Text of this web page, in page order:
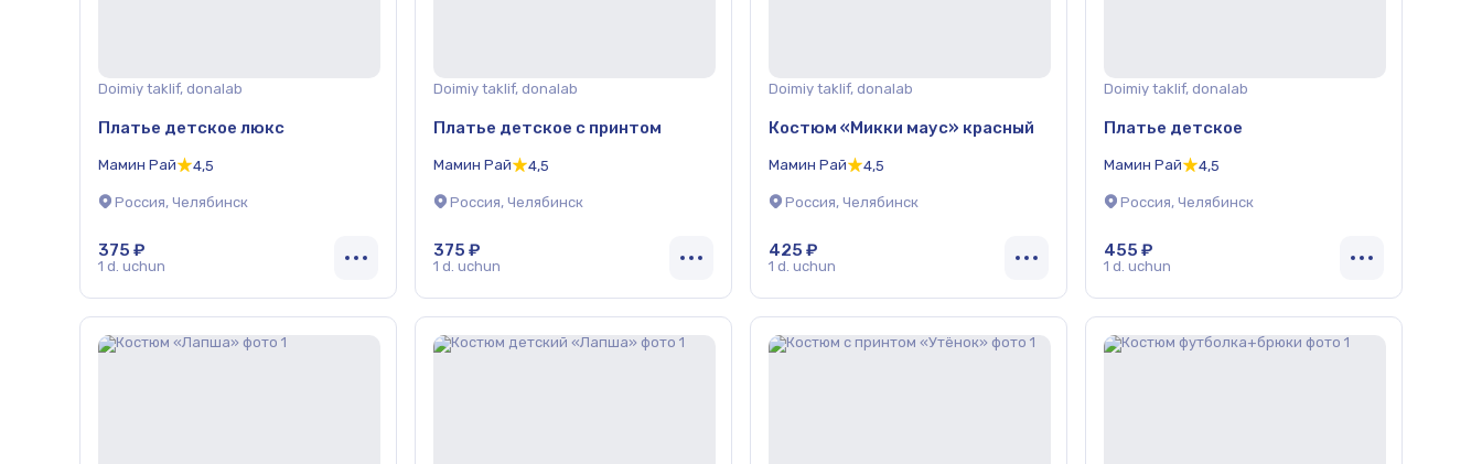
Doimiy taklif, donalab
Платье детское люкс
Мамин Рай 4,5
Россия, Челябинск
375 ₽
1 d. uchun
Doimiy taklif, donalab
Платье детское с принтом
Мамин Рай 4,5
Россия, Челябинск
375 ₽
1 d. uchun
Doimiy taklif, donalab
Костюм «Микки маус» красный
Мамин Рай 4,5
Россия, Челябинск
425 ₽
1 d. uchun
Doimiy taklif, donalab
Платье детское
Мамин Рай 4,5
Россия, Челябинск
455 ₽
1 d. uchun